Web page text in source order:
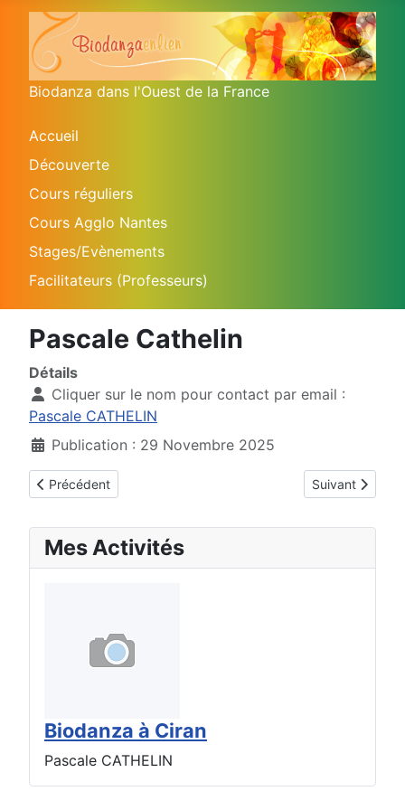
Biodanza dans l'Ouest de la France
Accueil
Découverte
Cours réguliers
Cours Agglo Nantes
Stages/Evènements
Facilitateurs (Professeurs)
Pascale Cathelin
Détails
Cliquer sur le nom pour contact par email :
Pascale CATHELIN
Publication : 29 Novembre 2025
Article précédent : Anata Benning
Précédent Article suivant
Suivant
Mes Activités
Biodanza à Ciran
Pascale CATHELIN